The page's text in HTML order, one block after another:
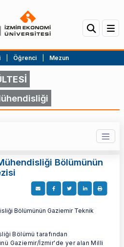
Öğrenci Mezun
Bölümünün
Bölümü tarafından
Gaziemir/İzmir'de yer alan Milli